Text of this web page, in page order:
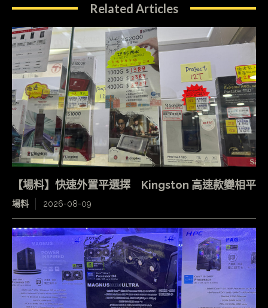
Related Articles
【場料】快速外置平選擇 Kingston 高速款變相平
場料 2026-08-09